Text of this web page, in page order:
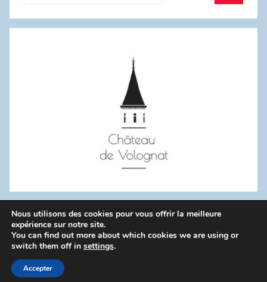
:
WordPress Theme: Donovan by ThemeZee.
Politique de confidentialité
Nous utilisons des cookies pour vous offrir la meilleure
expérience sur notre site.
You can find out more about which cookies we are using or
switch them off in settings.
Accepter